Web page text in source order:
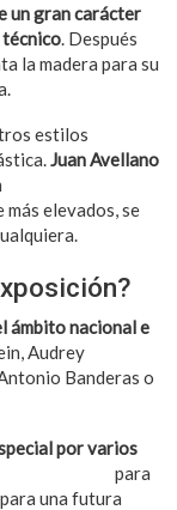
un gran carácter
técnico. Después
la madera para su
estilos
Juan Avellano
elevados, se
ámbito nacional e
Audrey
Banderas o
por varios
para
una futura